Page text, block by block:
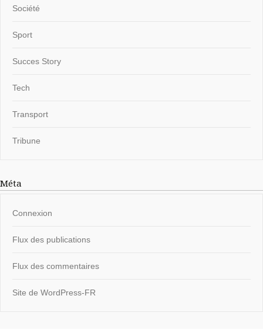
Société
Sport
Succes Story
Tech
Transport
Tribune
Méta
Connexion
Flux des publications
Flux des commentaires
Site de WordPress-FR